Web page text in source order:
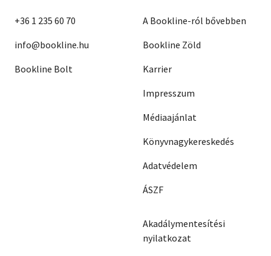
+36 1 235 60 70
info@bookline.hu
Bookline Bolt
A Bookline-ról bővebben
Bookline Zöld
Karrier
Impresszum
Médiaajánlat
Könyvnagykereskedés
Adatvédelem
ÁSZF
Akadálymentesítési
nyilatkozat